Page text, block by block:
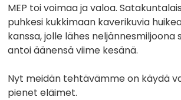
MEP toi voimaa ja valoa.
puhkesi kukkimaan kaverikuvia
kanssa, jolle lähes neljännesmiljoona
antoi äänensä viime kesänä.
Nyt meidän tehtävämme on käydä
pienet eläimet.